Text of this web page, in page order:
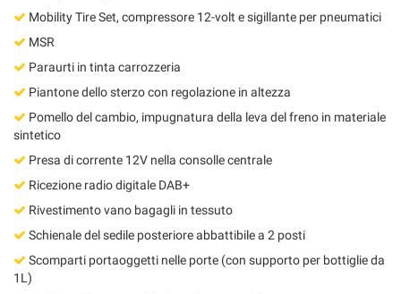
Mobility Tire Set, compressore 12-volt e sigillante per pneumatici
MSR
Paraurti in tinta carrozzeria
Piantone dello sterzo con regolazione in altezza
Pomello del cambio, impugnatura della leva del freno in materiale
sintetico
Presa di corrente 12V nella consolle centrale
Ricezione radio digitale DAB+
Rivestimento vano bagagli in tessuto
Schienale del sedile posteriore abbattibile a 2 posti
Scomparti portaoggetti nelle porte (con supporto per bottiglie da
1L)